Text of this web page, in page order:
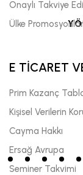
Onaylı Takviye
Ülke
E TİCARET
Prim Kazanç
Kişisel Verilerin
Cayma Hakkı
Ersağ Avrupa
Seminer Takvimi